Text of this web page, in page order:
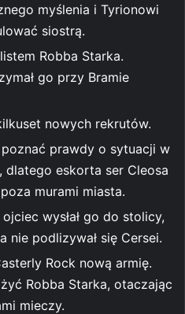
myślenia i Tyrionowi
siostrą.
Robba Starka.
go przy Bramie
nowych rekrutów.
prawdy o sytuacji w
dlatego eskorta ser Cleosa
murami miasta.
wysłał go do stolicy,
nie podlizywał się Cersei.
Rock nową armię.
Robba Starka, otaczając
mieczy.